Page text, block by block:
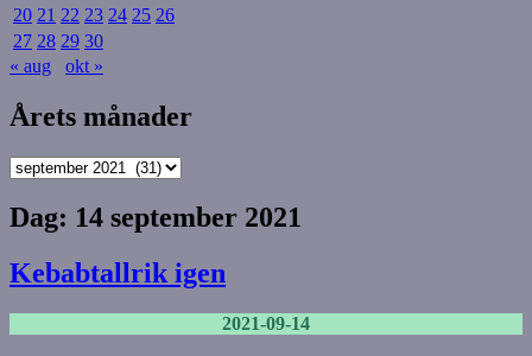
20 21 22 23 24 25 26
27 28 29 30
« aug
okt »
Årets månader
Årets
Dag: 14 september 2021
Kebabtallrik igen
2021-09-14